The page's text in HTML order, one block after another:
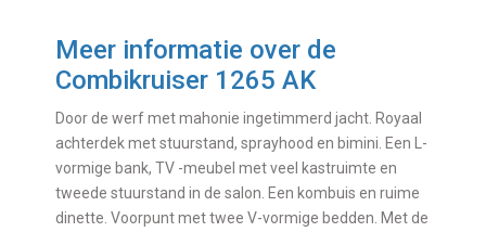
Meer informatie over de
Combikruiser 1265 AK
Door de werf met mahonie ingetimmerd jacht. Royaal
achterdek met stuurstand, sprayhood en bimini. Een L-
vormige bank, TV -meubel met veel kastruimte en
tweede stuurstand in de salon. Een kombuis en ruime
dinette. Voorpunt met twee V-vormige bedden. Met de